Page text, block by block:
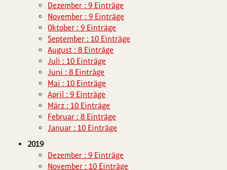
Dezember : 9 Einträge
November : 9 Einträge
Oktober : 9 Einträge
September : 10 Einträge
August : 8 Einträge
Juli : 10 Einträge
Juni : 8 Einträge
Mai : 10 Einträge
April : 9 Einträge
März : 10 Einträge
Februar : 8 Einträge
Januar : 10 Einträge
2019
Dezember : 9 Einträge
November : 10 Einträge